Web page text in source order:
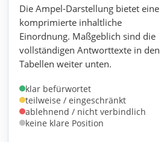
Die Ampel-Darstellung bietet eine
komprimierte inhaltliche
Einordnung. Maßgeblich sind die
vollständigen Antworttexte in den
Tabellen weiter unten.
klar befürwortet
teilweise / eingeschränkt
ablehnend / nicht verbindlich
keine klare Position